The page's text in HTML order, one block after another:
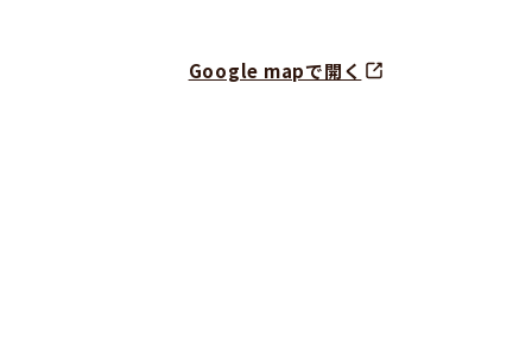
Google mapで開く